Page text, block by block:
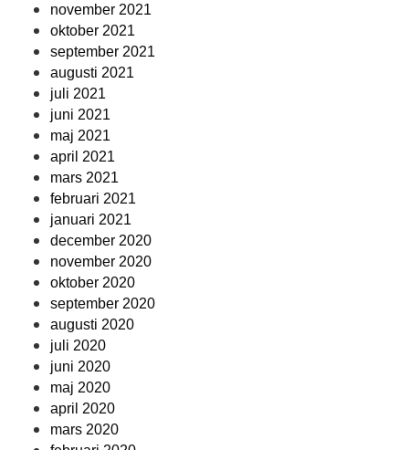
november 2021
oktober 2021
september 2021
augusti 2021
juli 2021
juni 2021
maj 2021
april 2021
mars 2021
februari 2021
januari 2021
december 2020
november 2020
oktober 2020
september 2020
augusti 2020
juli 2020
juni 2020
maj 2020
april 2020
mars 2020